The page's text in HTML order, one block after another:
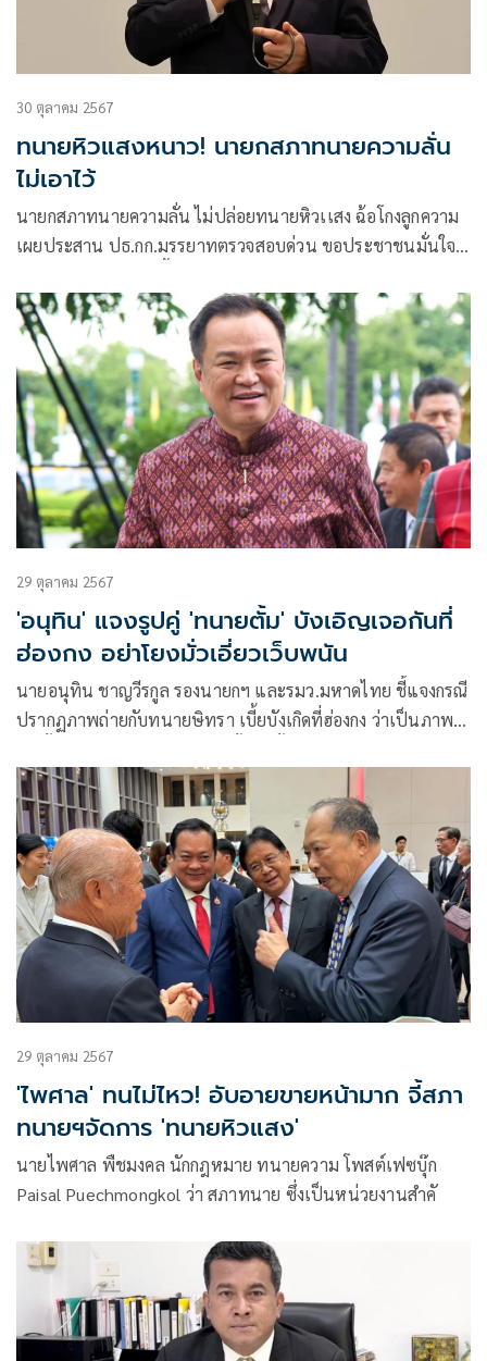
30 ตุลาคม 2567
ทนายหิวแสงหนาว! นายกสภาทนายความลั่น
ไม่เอาไว้
นายกสภาทนายความลั่น ไม่ปล่อยทนายหิวเเสง ฉ้อโกงลูกความ
เผยประสาน ปธ.กก.มรรยาทตรวจสอบด่วน ขอประชาชนมั่นใจ
29 ตุลาคม 2567
'อนุทิน' แจงรูปคู่ 'ทนายตั้ม' บังเอิญเจอกันที่
ฮ่องกง อย่าโยงมั่วเอี่ยวเว็บพนัน
นายอนุทิน ชาญวีรกูล รองนายกฯ และรมว.มหาดไทย ชี้แจงกรณี
ปรากฏภาพถ่ายกับทนายษิทรา เบี้ยบังเกิดที่ฮ่องกง ว่าเป็นภาพ
ครอบครัวและนายศักดิ์สยาม ชิดชอบ
29 ตุลาคม 2567
'ไพศาล' ทนไม่ไหว! อับอายขายหน้ามาก จี้สภา
ทนายฯจัดการ 'ทนายหิวแสง'
นายไพศาล พืชมงคล นักกฎหมาย ทนายความ โพสต์เฟซบุ๊ก
Paisal Puechmongkol ว่า สภาทนาย ซึ่งเป็นหน่วยงานสำคั